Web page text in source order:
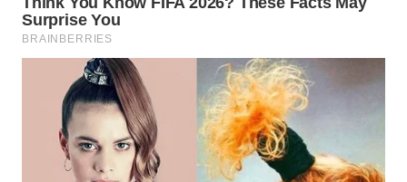
WN
BOROBUDUR
MADURA
WN
SURABAYA